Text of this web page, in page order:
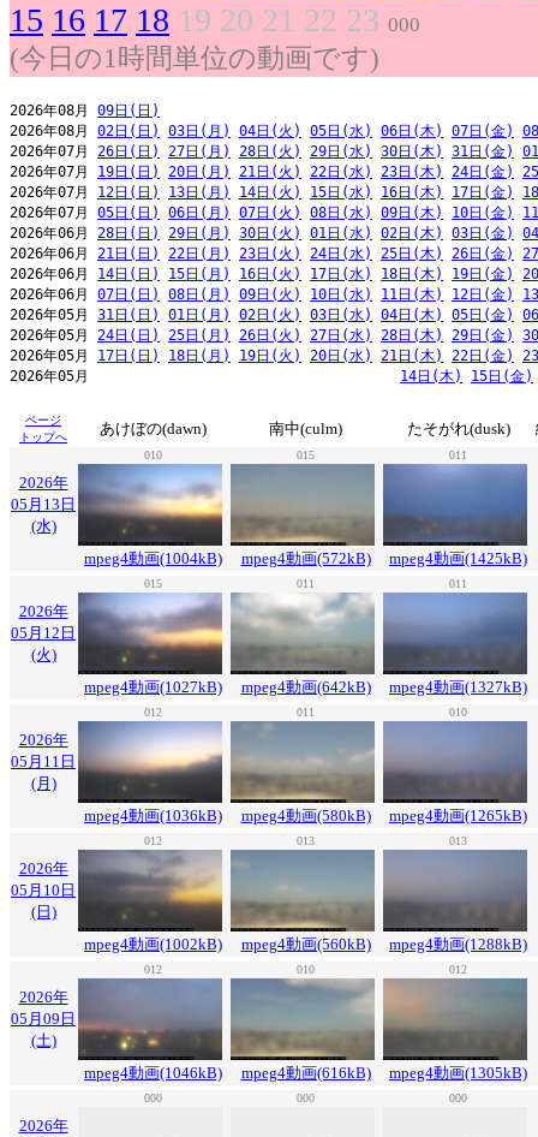
15 16 17 18 19 20 21 22 23 000
(今日の1時間単位の動画です)
2026年08月 09日(日)
2026年08月 02日(日) 03日(月) 04日(火) 05日(水) 06日(木) 07日(金)
2026年07月 26日(日) 27日(月) 28日(火) 29日(水) 30日(木) 31日(金)
2026年07月 19日(日) 20日(月) 21日(火) 22日(水) 23日(木) 24日(金)
2026年07月 12日(日) 13日(月) 14日(火) 15日(水) 16日(木) 17日(金)
2026年07月 05日(日) 06日(月) 07日(火) 08日(水) 09日(木) 10日(金)
2026年06月 28日(日) 29日(月) 30日(火) 01日(水) 02日(木) 03日(金)
2026年06月 21日(日) 22日(月) 23日(火) 24日(水) 25日(木) 26日(金)
2026年06月 14日(日) 15日(月) 16日(火) 17日(水) 18日(木) 19日(金)
2026年06月 07日(日) 08日(月) 09日(火) 10日(水) 11日(木) 12日(金)
2026年05月 31日(日) 01日(月) 02日(火) 03日(水) 04日(木) 05日(金)
2026年05月 24日(日) 25日(月) 26日(火) 27日(水) 28日(木) 29日(金)
2026年05月 17日(日) 18日(月) 19日(火) 20日(水) 21日(木) 22日(金)
2026年05月 14日(木) 15日(金)
ページ
トップへ
あけぼの(dawn) 南中(culm) たそがれ(dusk)
010 015 011
2026年
05月13日
(水)
mpeg4動画(1004kB)
mpeg4動画(572kB) mpeg4動画(1425kB)
015 011 011
2026年
05月12日
(火)
mpeg4動画(1027kB)
mpeg4動画(642kB) mpeg4動画(1327kB)
012 011 010
2026年
05月11日
(月)
mpeg4動画(1036kB)
mpeg4動画(580kB) mpeg4動画(1265kB)
012 013 013
2026年
05月10日
(日)
mpeg4動画(1002kB)
mpeg4動画(560kB) mpeg4動画(1288kB)
012 010 012
2026年
05月09日
(土)
mpeg4動画(1046kB)
mpeg4動画(616kB) mpeg4動画(1305kB)
000 000 000
2026年